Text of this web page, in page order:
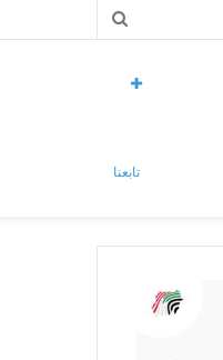
بحث
تابعنا